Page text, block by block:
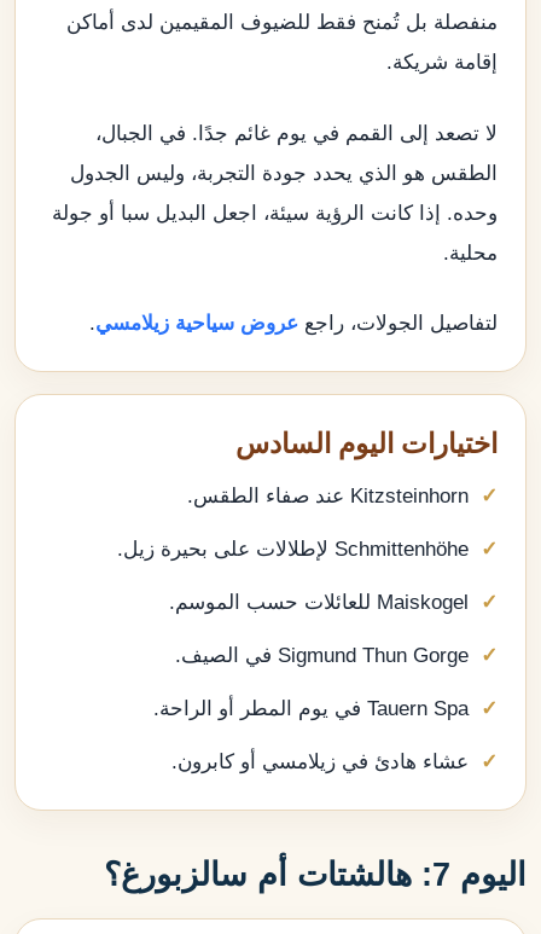
منفصلة بل تُمنح فقط للضيوف المقيمين لدى أماكن
إقامة شريكة.
لا تصعد إلى القمم في يوم غائم جدًا. في الجبال،
الطقس هو الذي يحدد جودة التجربة، وليس الجدول
وحده. إذا كانت الرؤية سيئة، اجعل البديل سبا أو جولة
محلية.
لتفاصيل الجولات، راجع عروض سياحية زيلامسي.
اختيارات اليوم السادس
Kitzsteinhorn عند صفاء الطقس.
Schmittenhöhe لإطلالات على بحيرة زيل.
Maiskogel للعائلات حسب الموسم.
Sigmund Thun Gorge في الصيف.
Tauern Spa في يوم المطر أو الراحة.
عشاء هادئ في زيلامسي أو كابرون.
اليوم 7: هالشتات أم سالزبورغ؟